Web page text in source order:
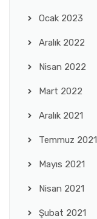
Ocak 2023
Aralık 2022
Nisan 2022
Mart 2022
Aralık 2021
Temmuz 2021
Mayıs 2021
Nisan 2021
Şubat 2021